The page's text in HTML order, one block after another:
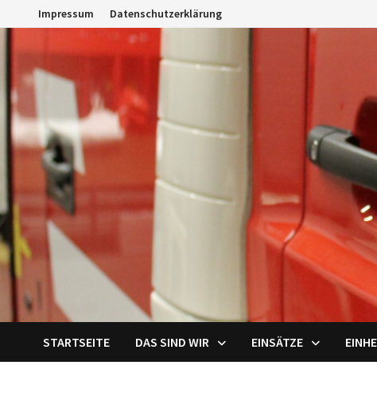
Inhalt
springen
Impressum Datenschutzerklärung
STARTSEITE DAS SIND WIR EINSÄTZE